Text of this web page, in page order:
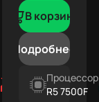
В корзину
Подробнее
Процессор
R5 7500F